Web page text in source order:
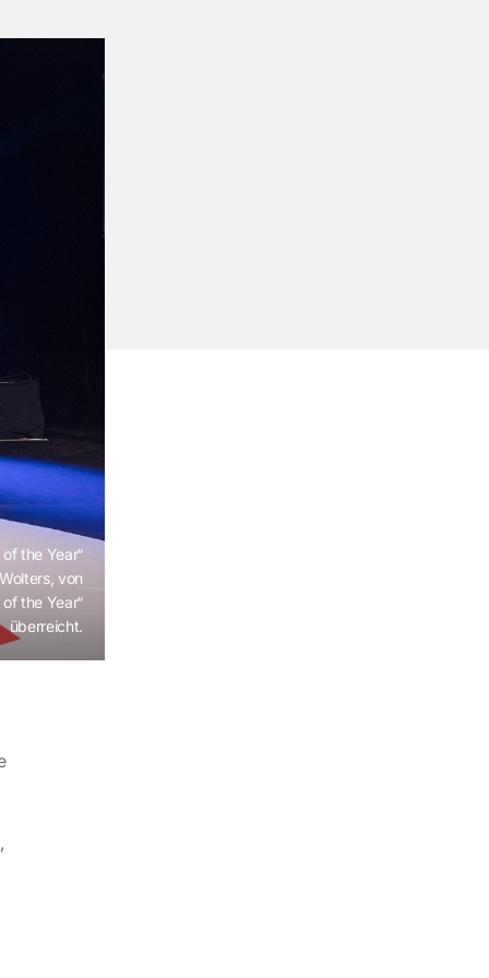
the Year“
von
the Year“
überreicht.